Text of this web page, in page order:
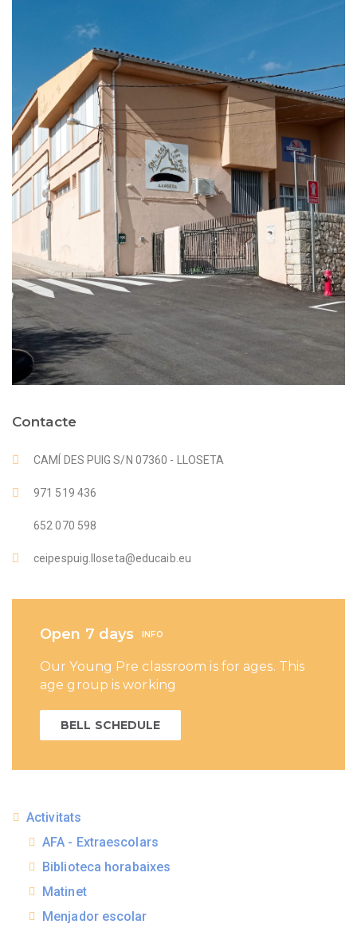
Contacte
CAMÍ DES PUIG S/N 07360 - LLOSETA
971 519 436
652 070 598
ceipespuig.lloseta@educaib.eu
Open 7 days INFO
Our Young Pre classroom is for ages. This
age group is working
BELL SCHEDULE
Activitats
AFA - Extraescolars
Biblioteca horabaixes
Matinet
Menjador escolar